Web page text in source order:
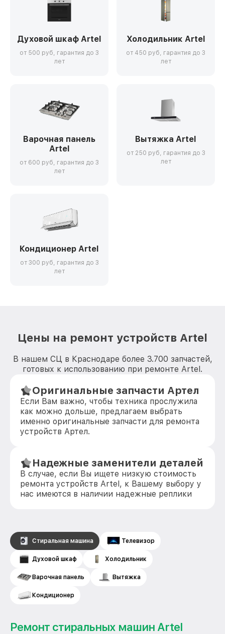
Духовой шкаф Artel
от 500 руб, гарантия до 3
лет
Холодильник Artel
от 450 руб, гарантия до 3
лет
Варочная панель
Artel
от 600 руб, гарантия до 3
лет
Вытяжка Artel
от 250 руб, гарантия до 3
лет
Кондиционер Artel
от 300 руб, гарантия до 3
лет
Цены на ремонт устройств Artel
В нашем СЦ в Краснодаре более 3.700 запчастей,
готовых к использованию при ремонте Artel.
Оригинальные запчасти Артел
Если Вам важно, чтобы техника прослужила
как можно дольше, предлагаем выбрать
именно оригинальные запчасти для ремонта
устройств Артел.
Надежные заменители деталей
В случае, если Вы ищете низкую стоимость
ремонта устройств Artel, к Вашему выбору у
нас имеются в наличии надежные реплики
Стиральная машина Телевизор
Духовой шкаф Холодильник
Варочная панель Вытяжка
Кондиционер
Ремонт стиральных машин Artel